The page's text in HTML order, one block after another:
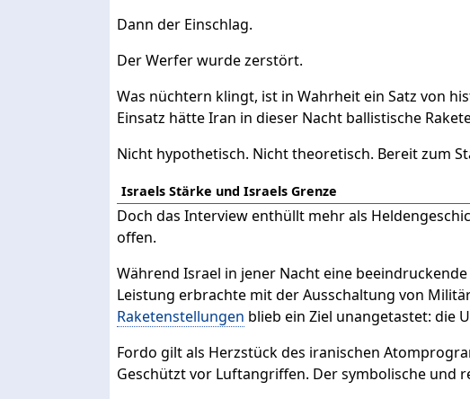
Dann der Einschlag.
Der Werfer wurde zerstört.
Was nüchtern klingt, ist in Wahrheit ein Satz von
Einsatz hätte Iran in dieser Nacht ballistische
Nicht hypothetisch. Nicht theoretisch. Bereit zum
Israels Stärke und Israels Grenze
Doch das Interview enthüllt mehr als
offen.
Während Israel in jener Nacht eine
Leistung erbrachte mit der Ausschaltung von
Raketenstellungen blieb ein Ziel unangetastet: die
Fordo gilt als Herzstück des iranischen
Geschützt vor Luftangriffen. Der symbolische und